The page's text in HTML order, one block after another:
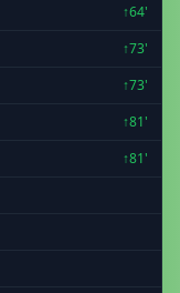
↑64'
↑73'
↑73'
↑81'
↑81'